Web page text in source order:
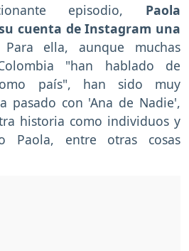
episodio, Paola
cuenta de Instagram una
Para ella, aunque muchas
"han hablado de
país", han sido muy
pasado con 'Ana de Nadie',
historia como individuos y
Paola, entre otras cosas